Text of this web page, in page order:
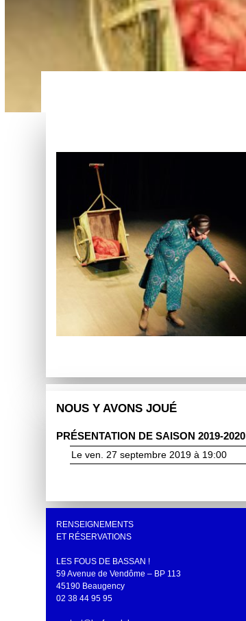
NOUS Y AVONS JOUÉ
PRÉSENTATION DE SAISON 2019-2020
Le ven. 27 septembre 2019 à 19:00
RENSEIGNEMENTS
ET RÉSERVATIONS
LES FOUS DE BASSAN !
59 Avenue de Vendôme – BP 113
45190 Beaugency
02 38 44 95 95